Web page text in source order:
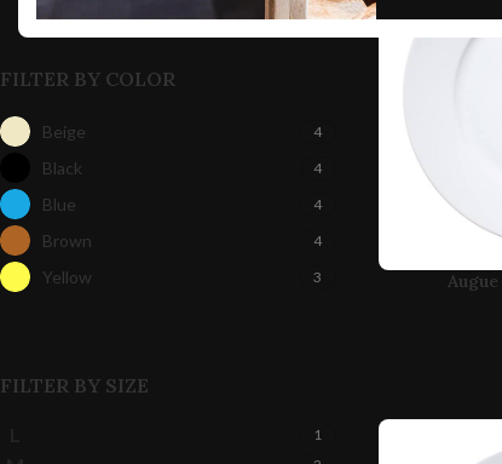
FILTER BY COLOR
Beige 4
Black 4
Blue 4
Brown 4
Yellow 3
FILTER BY SIZE
1